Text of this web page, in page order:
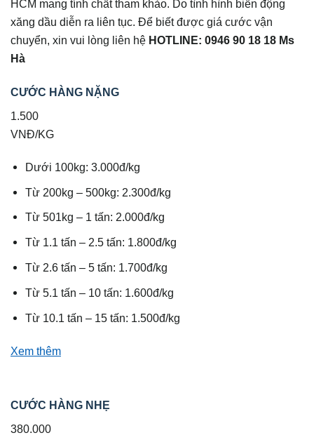
HCM mang tính chất tham khảo. Do tình hình biến động
xăng dầu diễn ra liên tục. Để biết được giá cước vận
chuyển, xin vui lòng liên hệ HOTLINE: 0946 90 18 18 Ms
Hà
CƯỚC HÀNG NẶNG
1.500
VNĐ/KG
Dưới 100kg: 3.000đ/kg
Từ 200kg – 500kg: 2.300đ/kg
Từ 501kg – 1 tấn: 2.000đ/kg
Từ 1.1 tấn – 2.5 tấn: 1.800đ/kg
Từ 2.6 tấn – 5 tấn: 1.700đ/kg
Từ 5.1 tấn – 10 tấn: 1.600đ/kg
Từ 10.1 tấn – 15 tấn: 1.500đ/kg
Xem thêm
CƯỚC HÀNG NHẸ
380.000